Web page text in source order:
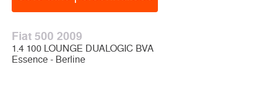
Fiat 500 2009
1.4 100 LOUNGE DUALOGIC BVA
Essence - Berline